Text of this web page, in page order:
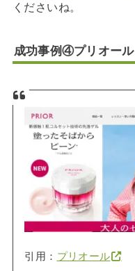
くださいね。
成功事例④プリオール
引用： プリオール